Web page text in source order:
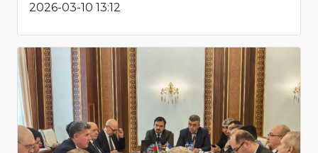
2026-03-10 13:12